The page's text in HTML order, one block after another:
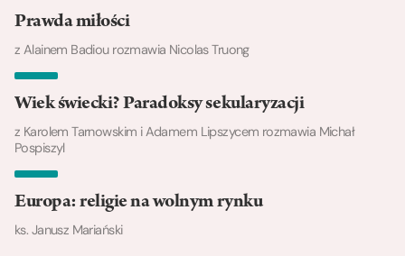
Prawda miłości
z Alainem Badiou rozmawia Nicolas Truong
Wiek świecki? Paradoksy sekularyzacji
z Karolem Tarnowskim i Adamem Lipszycem rozmawia Michał
Pospiszyl
Europa: religie na wolnym rynku
ks. Janusz Mariański